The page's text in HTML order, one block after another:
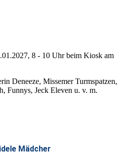
8 - 10 Uhr beim Kiosk am
Deneeze, Missemer Turmspatzen,
Funnys, Jeck Eleven u. v. m.
Mädcher